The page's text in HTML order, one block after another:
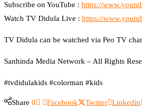
Subscribe on YouTube : https://
Watch TV Didula Live : https://
TV Didula can be watched via Peo TV
Sanhinda Media Network – All Rights
#tvdidulakids #colorman #kids
Share 0 Facebook Twitter Linkedin